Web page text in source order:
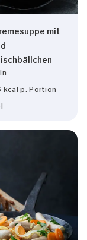
mit
kcal p. Portion